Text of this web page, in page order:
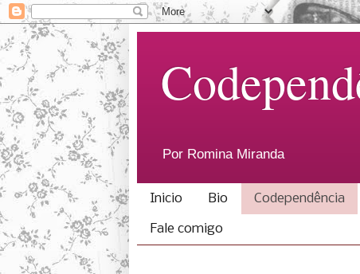
Por Romina Miranda
Inicio Bio Codependência
Fale comigo